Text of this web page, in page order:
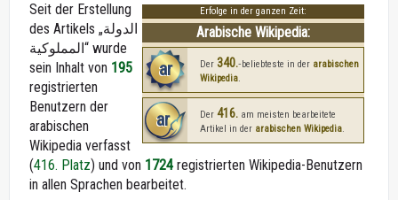
Erfolge in der ganzen Zeit:
Arabische Wikipedia:
ar Der 340.‑beliebteste in der arabischen
Wikipedia.
ar Der 416. am meisten bearbeitete
Artikel in der arabischen Wikipedia.
Seit der Erstellung
des Artikels „الدولة
المملوكية“ wurde
sein Inhalt von 195
registrierten
Benutzern der
arabischen
Wikipedia verfasst
(416. Platz) und von 1724 registrierten Wikipedia-Benutzern
in allen Sprachen bearbeitet.